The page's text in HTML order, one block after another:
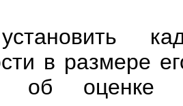
в размере
об оценке